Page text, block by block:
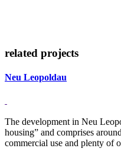
related projects
Neu Leopoldau
The development in Neu
housing” and comprises
commercial use and plenty of